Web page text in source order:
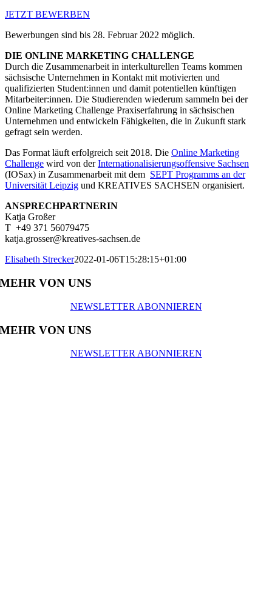
JETZT BEWERBEN
Bewerbungen sind bis 28. Februar 2022 möglich.
DIE ONLINE MARKETING CHALLENGE
Durch die Zusammenarbeit in interkulturellen Teams kommen
sächsische Unternehmen in Kontakt mit motivierten und
qualifizierten Student:innen und damit potentiellen künftigen
Mitarbeiter:innen. Die Studierenden wiederum sammeln bei der
Online Marketing Challenge Praxiserfahrung in sächsischen
Unternehmen und entwickeln Fähigkeiten, die in Zukunft stark
gefragt sein werden.
Das Format läuft erfolgreich seit 2018. Die Online Marketing
Challenge wird von derInternationalisierungsoffensive Sachsen
(IOSax) in Zusammenarbeit mit dem SEPT Programms an der
Universität Leipzig und KREATIVES SACHSEN organisiert.
ANSPRECHPARTNERIN
Katja Großer
T +49 371 56079475
katja.grosser@kreatives-sachsen.de
Elisabeth Strecker2022-01-06T15:28:15+01:00
MEHR VON UNS
NEWSLETTER ABONNIEREN
MEHR VON UNS
NEWSLETTER ABONNIEREN